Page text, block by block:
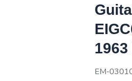
1963
EM-